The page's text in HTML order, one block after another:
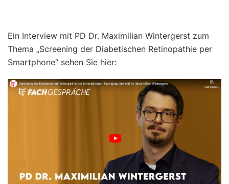
Ein Interview mit PD Dr. Maximilian Wintergerst zum
Thema „Screening der Diabetischen Retinopathie per
Smartphone“ sehen Sie hier: